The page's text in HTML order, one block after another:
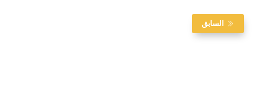
السابق